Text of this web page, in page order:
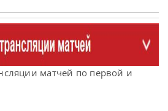
матчей по первой и